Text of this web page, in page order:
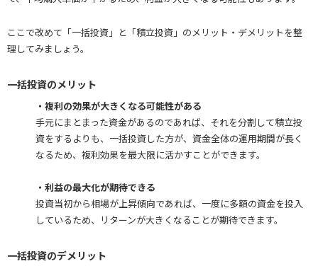
ここで改めて「一括投資」と「積立投資」のメリット・デメリットを整
理してみましょう。
一括投資のメリット
・複利の効果が大きくなる可能性がある
手元にまとまった資金があるのであれば、それを分割して積立投
資をするよりも、一括投資した方が、資金全体の運用期間が長く
なるため、複利効果を最大限に活かすことができます。
・利益の最大化が期待できる
投資当初から相場が上昇傾向であれば、一度に多額の資金を投入
しているため、リターンが大きくなることが期待できます。
一括投資のデメリット